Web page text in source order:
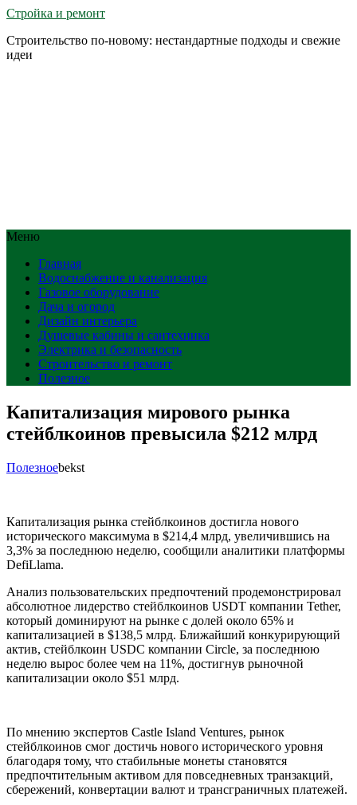
Стройка и ремонт
Строительство по-новому: нестандартные подходы и свежие
идеи
Меню
Главная
Водоснабжение и канализация
Газовое оборудование
Дача и огород
Дизайн интерьера
Душевые кабины и сантехника
Электрика и безопасность
Строительство и ремонт
Полезное
Капитализация мирового рынка
стейблкоинов превысила $212 млрд
Полезноеbekst
Капитализация рынка стейблкоинов достигла нового
исторического максимума в $214,4 млрд, увеличившись на
3,3% за последнюю неделю, сообщили аналитики платформы
DefiLlama.
Анализ пользовательских предпочтений продемонстрировал
абсолютное лидерство стейблкоинов USDT компании Tether,
который доминируют на рынке с долей около 65% и
капитализацией в $138,5 млрд. Ближайший конкурирующий
актив, стейблкоин USDC компании Circle, за последнюю
неделю вырос более чем на 11%, достигнув рыночной
капитализации около $51 млрд.
По мнению экспертов Castle Island Ventures, рынок
стейблкоинов смог достичь нового исторического уровня
благодаря тому, что стабильные монеты становятся
предпочтительным активом для повседневных транзакций,
сбережений, конвертации валют и трансграничных платежей.